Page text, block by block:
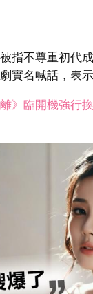
指不尊重初代
實名喊話，表
》臨開機強行